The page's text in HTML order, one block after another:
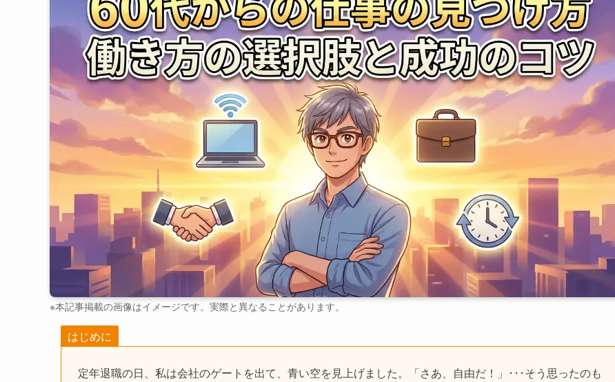
※本記事掲載の画像はイメージです。実際と異なることがあります。
はじめに
定年退職の日、私は会社のゲートを出て、青い空を見上げました。「さあ、自由だ！」･･･そう思ったのも